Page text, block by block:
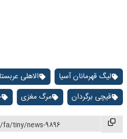
لیگ قهرمانان آسیا الاهلی
قیچی برگردان
مرگ مغزی
tiny/news-9896